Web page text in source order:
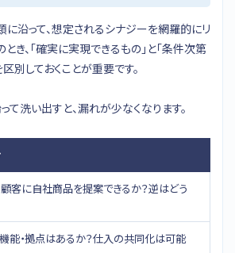
沿って、想定されるシナジーを網羅的にリ
とき、「確実に実現できるもの」と「条件次第
別しておくことが重要です。
洗い出すと、漏れが少なくなります。
客に自社商品を提案できるか？逆はどう
能・拠点はあるか？仕入の共同化は可能